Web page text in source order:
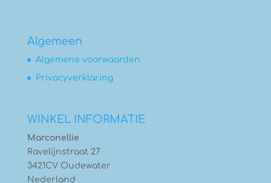
Algemeen
Algemene voorwaarden
Privacyverklaring
WINKEL INFORMATIE
Marconellie
Ravelijnstraat 27
3421CV Oudewater
Nederland